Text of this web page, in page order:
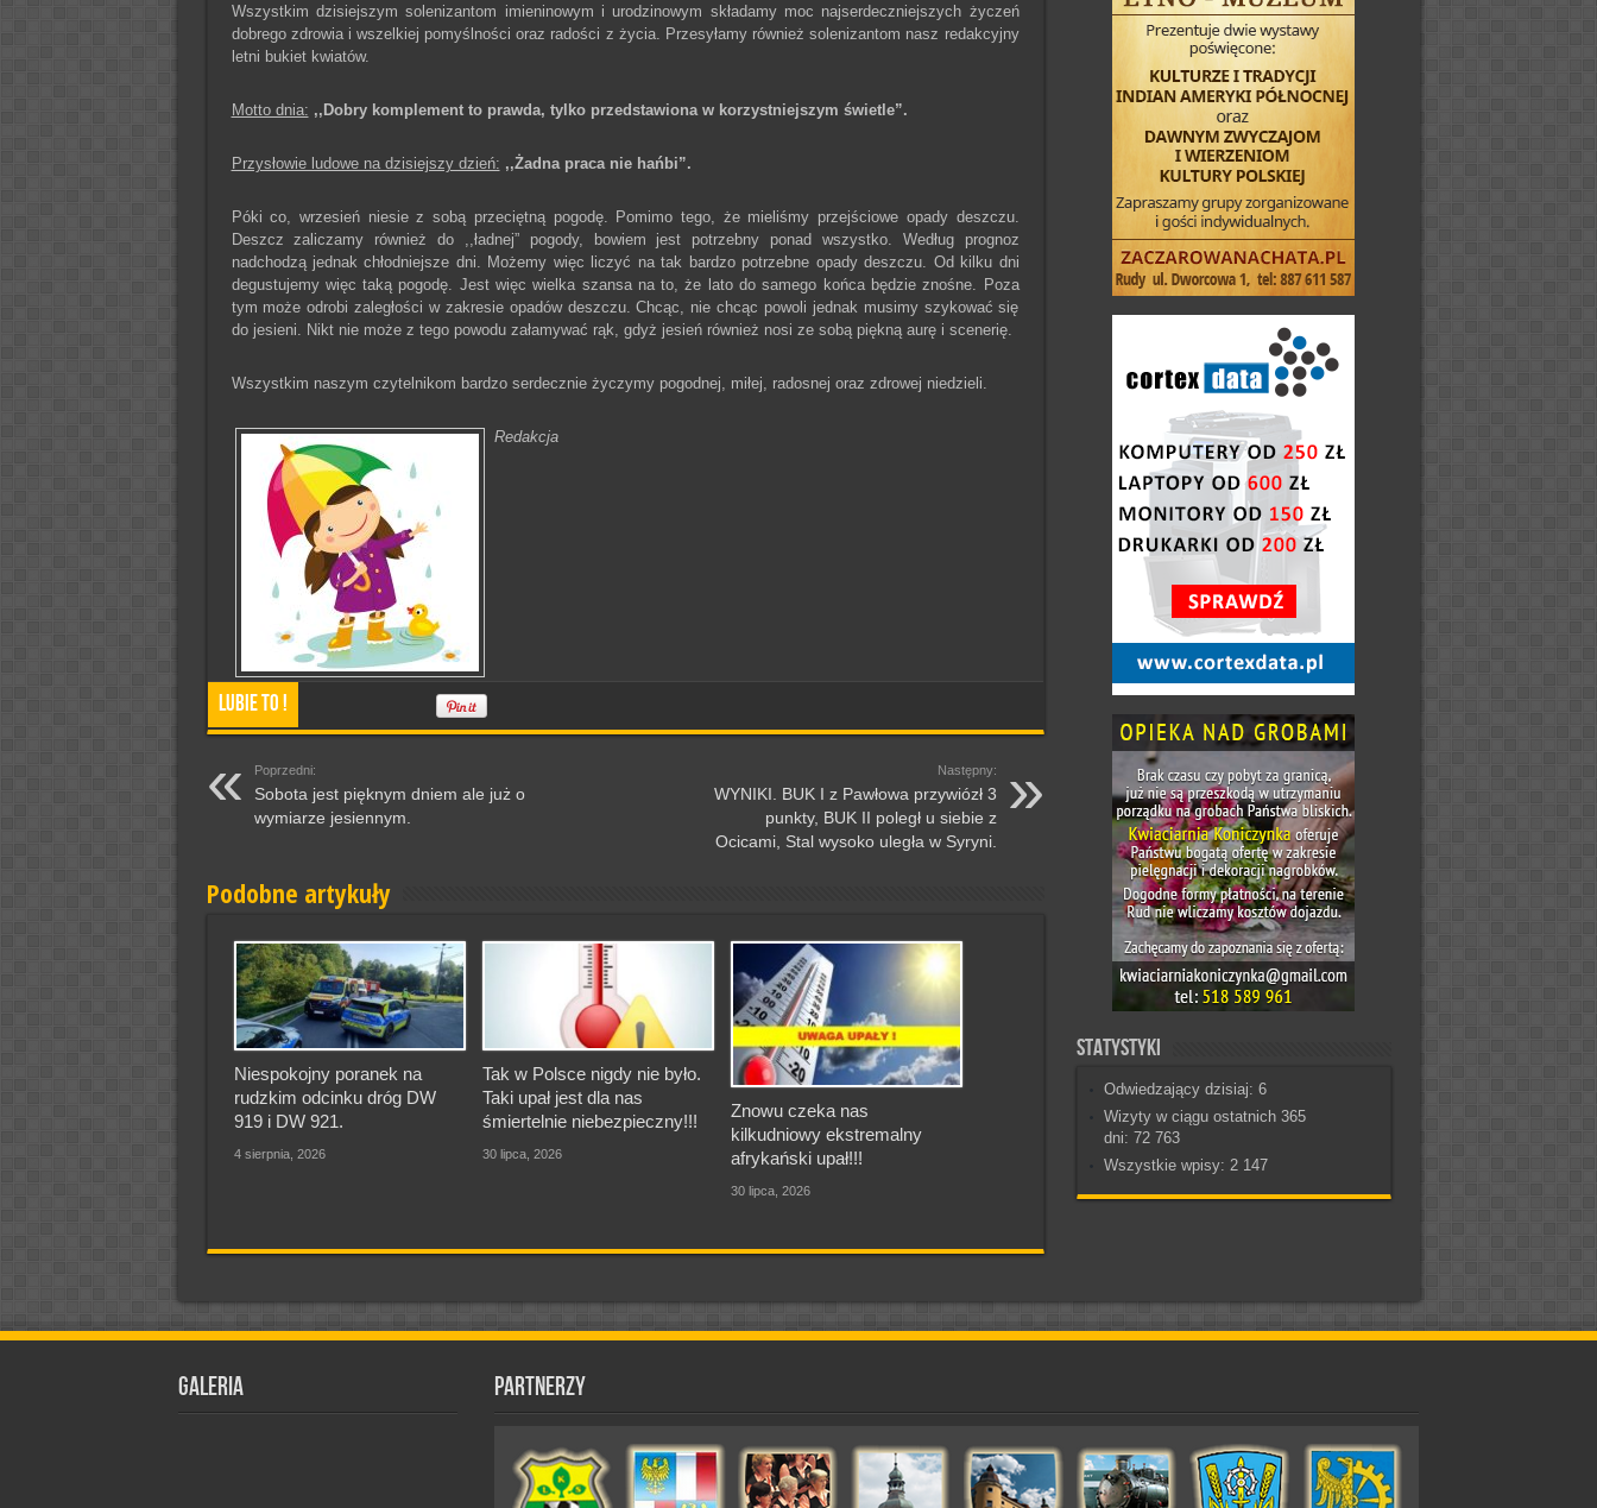
Wszystkim dzisiejszym solenizantom imieninowym i urodzinowym składamy moc najserdeczniejszych życzeń
dobrego zdrowia i wszelkiej pomyślności oraz radości z życia. Przesyłamy również solenizantom nasz redakcyjny
letni bukiet kwiatów.
Motto dnia: ,,Dobry komplement to prawda, tylko przedstawiona w korzystniejszym świetle”.
Przysłowie ludowe na dzisiejszy dzień: ,,Żadna praca nie hańbi”.
Póki co, wrzesień niesie z sobą przeciętną pogodę. Pomimo tego, że mieliśmy przejściowe opady deszczu.
Deszcz zaliczamy również do ,,ładnej” pogody, bowiem jest potrzebny ponad wszystko. Według prognoz
nadchodzą jednak chłodniejsze dni. Możemy więc liczyć na tak bardzo potrzebne opady deszczu. Od kilku dni
degustujemy więc taką pogodę. Jest więc wielka szansa na to, że lato do samego końca będzie znośne. Poza
tym może odrobi zaległości w zakresie opadów deszczu. Chcąc, nie chcąc powoli jednak musimy szykować się
do jesieni. Nikt nie może z tego powodu załamywać rąk, gdyż jesień również nosi ze sobą piękną aurę i scenerię.
Wszystkim naszym czytelnikom bardzo serdecznie życzymy pogodnej, miłej, radosnej oraz zdrowej niedzieli.
Redakcja
Lubie To !
Poprzedni:
Sobota jest pięknym dniem ale już o
wymiarze jesiennym.
Następny:
WYNIKI. BUK I z Pawłowa przywiózł 3
punkty, BUK II poległ u siebie z
Ocicami, Stal wysoko uległa w Syryni.
Podobne artykuły
Niespokojny poranek na
rudzkim odcinku dróg DW
919 i DW 921.
4 sierpnia, 2026
Tak w Polsce nigdy nie było.
Taki upał jest dla nas
śmiertelnie niebezpieczny!!!
30 lipca, 2026
Znowu czeka nas
kilkudniowy ekstremalny
afrykański upał!!!
30 lipca, 2026
Statystyki
Odwiedzający dzisiaj: 6
Wizyty w ciągu ostatnich 365
dni: 72 763
Wszystkie wpisy: 2 147
Galeria Partnerzy